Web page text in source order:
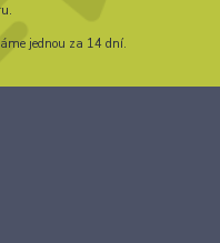
jednou za 14 dní.